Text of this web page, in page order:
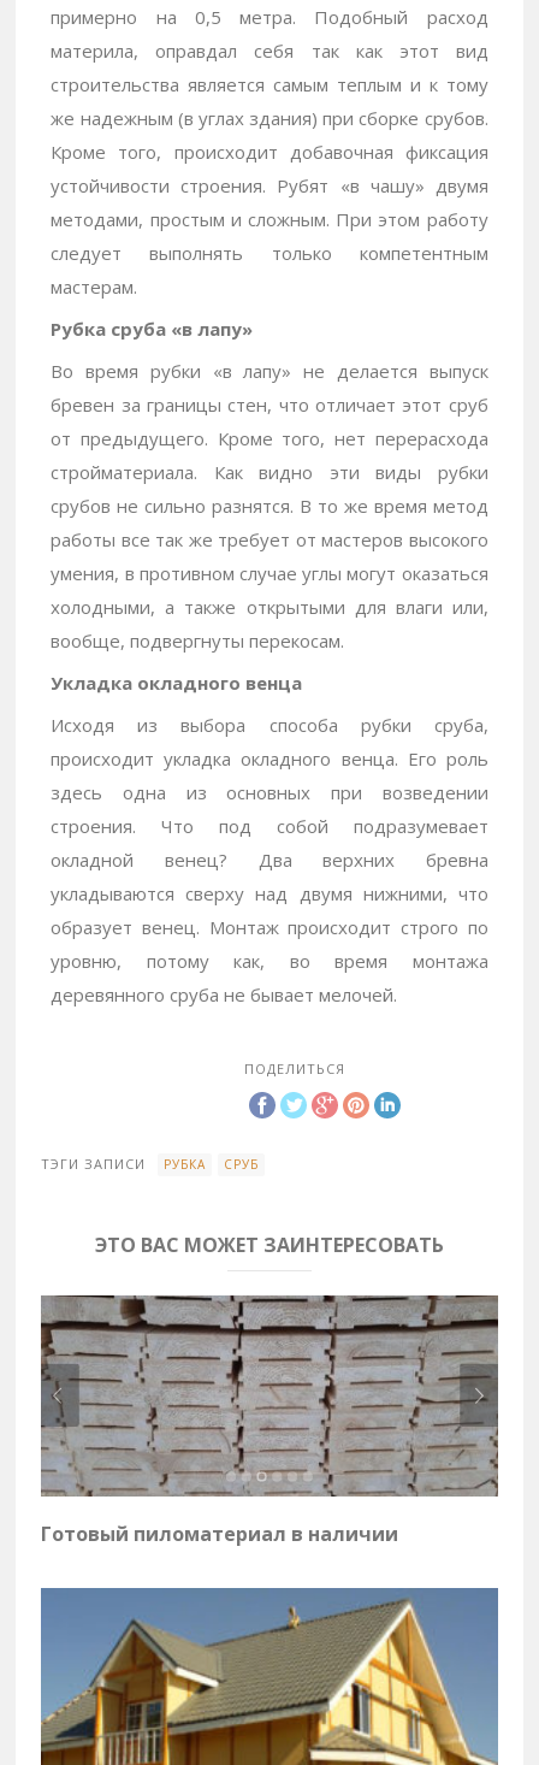
примерно на 0,5 метра. Подобный расход
материла, оправдал себя так как этот вид
строительства является самым теплым и к тому
же надежным (в углах здания) при сборке срубов.
Кроме того, происходит добавочная фиксация
устойчивости строения. Рубят «в чашу» двумя
методами, простым и сложным. При этом работу
следует выполнять только компетентным
мастерам.
Рубка сруба «в лапу»
Во время рубки «в лапу» не делается выпуск
бревен за границы стен, что отличает этот сруб
от предыдущего. Кроме того, нет перерасхода
стройматериала. Как видно эти виды рубки
срубов не сильно разнятся. В то же время метод
работы все так же требует от мастеров высокого
умения, в противном случае углы могут оказаться
холодными, а также открытыми для влаги или,
вообще, подвергнуты перекосам.
Укладка окладного венца
Исходя из выбора способа рубки сруба,
происходит укладка окладного венца. Его роль
здесь одна из основных при возведении
строения. Что под собой подразумевает
окладной венец? Два верхних бревна
укладываются сверху над двумя нижними, что
образует венец. Монтаж происходит строго по
уровню, потому как, во время монтажа
деревянного сруба не бывает мелочей.
ПОДЕЛИТЬСЯ
ТЭГИ ЗАПИСИ РУБКА СРУБ
ЭТО ВАС МОЖЕТ ЗАИНТЕРЕСОВАТЬ
Готовый пиломатериал в наличии